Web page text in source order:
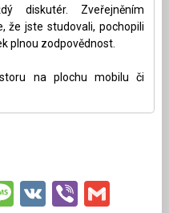
diskutér. Zveřejněním
že jste studovali, pochopili
plnou zodpovědnost.
na plochu mobilu či
Message
VKViber